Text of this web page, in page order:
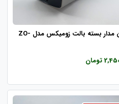
دوربین مدار بسته بالت زومیکس مدل ZO-
تومان